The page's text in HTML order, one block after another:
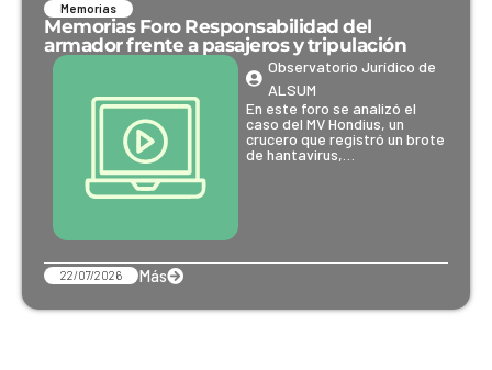
Memorias
Memorias Foro Responsabilidad del
armador frente a pasajeros y tripulación
Observatorio Jurídico de
ALSUM
En este foro se analizó el
caso del MV Hondius, un
crucero que registró un brote
de hantavirus,…
22/07/2026 Más